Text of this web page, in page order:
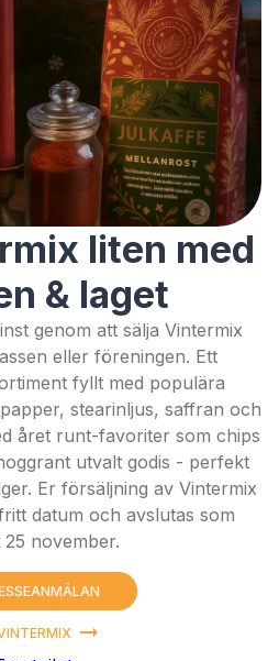
liten med
& laget
genom att sälja Vintermix
eller föreningen. Ett
fyllt med populära
stearinljus, saffran och
året runt-favoriter som chips
utvalt godis - perfekt
Er försäljning av Vintermix
datum och avslutas som
25 november.